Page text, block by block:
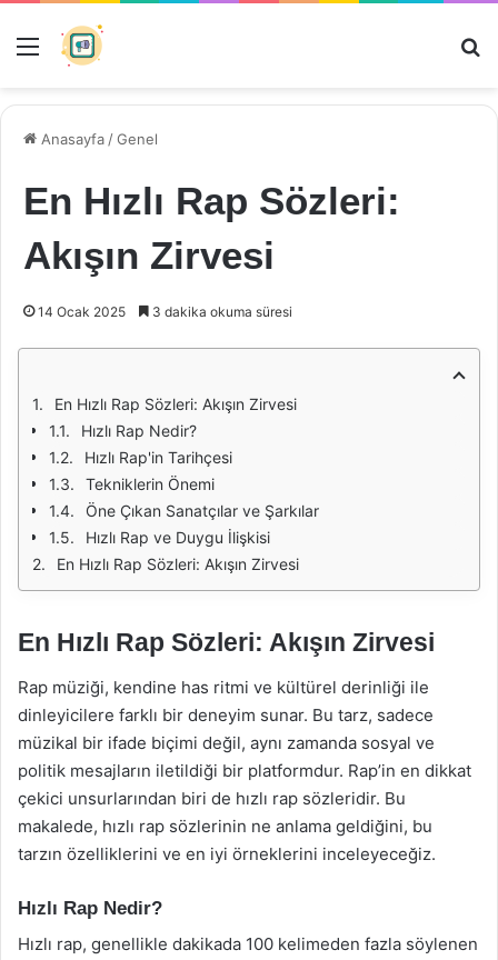
Menü
Anasayfa /Genel
En Hızlı Rap Sözleri:
Akışın Zirvesi
14 Ocak 2025 3 dakika okuma süresi
En Hızlı Rap Sözleri: Akışın Zirvesi
Hızlı Rap Nedir?
Hızlı Rap'in Tarihçesi
Tekniklerin Önemi
Öne Çıkan Sanatçılar ve Şarkılar
Hızlı Rap ve Duygu İlişkisi
En Hızlı Rap Sözleri: Akışın Zirvesi
En Hızlı Rap Sözleri: Akışın Zirvesi
Rap müziği, kendine has ritmi ve kültürel derinliği ile
dinleyicilere farklı bir deneyim sunar. Bu tarz, sadece
müzikal bir ifade biçimi değil, aynı zamanda sosyal ve
politik mesajların iletildiği bir platformdur. Rap’in en dikkat
çekici unsurlarından biri de hızlı rap sözleridir. Bu
makalede, hızlı rap sözlerinin ne anlama geldiğini, bu
tarzın özelliklerini ve en iyi örneklerini inceleyeceğiz.
Hızlı Rap Nedir?
Hızlı rap, genellikle dakikada 100 kelimeden fazla söylenen